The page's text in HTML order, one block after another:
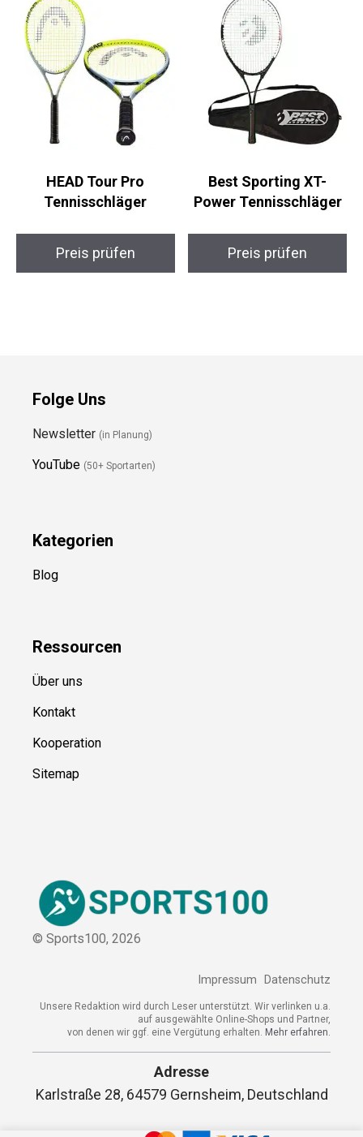
HEAD Tour Pro
Tennisschläger
Preis prüfen
Best Sporting XT-
Power Tennisschläger
Preis prüfen
Folge Uns
Newsletter (in Planung)
YouTube (50+ Sportarten)
Kategorien
Blog
Ressourcen
Über uns
Kontakt
Kooperation
Sitemap
© Sports100, 2026
Impressum Datenschutz
Unsere Redaktion wird durch Leser unterstützt. Wir verlinken u.a.
auf ausgewählte Online-Shops und Partner,
von denen wir ggf. eine Vergütung erhalten. Mehr erfahren.
Adresse
Karlstraße 28, 64579 Gernsheim, Deutschland